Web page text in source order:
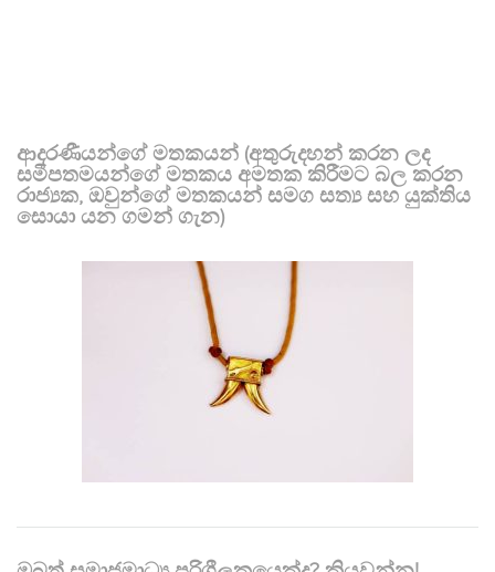
ආදරණීයන්ගේ මතකයන් (අතුරුදහන් කරන ලද
සමීපතමයන්ගේ මතකය අමතක කිරීමට බල කරන
රාජ්‍යක, ඔවුන්ගේ මතකයන් සමග සත්‍ය සහ යුක්තිය
සොයා යන ගමන් ගැන)